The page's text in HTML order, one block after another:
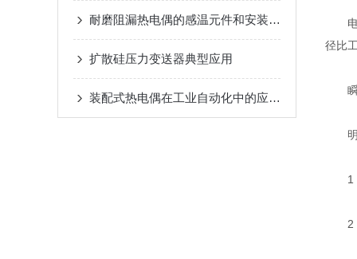
耐磨阻漏热电偶的感温元件和安装方法
扩散硅压力变送器典型应用
装配式热电偶在工业自动化中的应用及其效益分析
电磁
径比
瞬
明某
1 、
2 、